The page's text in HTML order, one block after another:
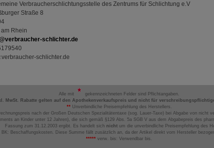
Verbraucherschlichtungsstelle des Zentrums für Schlichtung e.V
Straße 8
am Rhein
schlichter.de
schlichter.de
Alle mit
gekennzeichneten Felder sind Pflichtangaben.
MwSt. Rabatte gelten auf den Apothekenverkaufspreis und nicht für
**Unverbindliche Preisempfehlung des Herstellers.
nach der Großen Deutschen Spezialitätentaxe (sog. Lauer-Taxe) bei Abgabe von nicht
an Kinder unter 12 Jahren), die sich gemäß §129 Abs. 5a SGB V aus dem Abgabepreis des
Fassung zum 31.12.2003 ergibt. Es handelt sich nicht um die unverbindliche Preisempfehlung des
BK: Beschaffungskosten. Diese Summe fällt zusätzlich an, da der Artikel direkt vom Hersteller
***** verw. bis: Verwendbar bis.